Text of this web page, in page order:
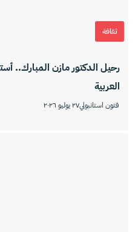
ثقافة
رحيل الدكتور مازن المبارك..
العربية
فتون استانبولي٢٧ يوليو ٢٠٢٦